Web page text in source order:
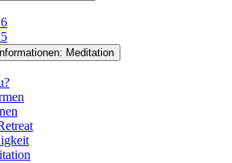
Meditation